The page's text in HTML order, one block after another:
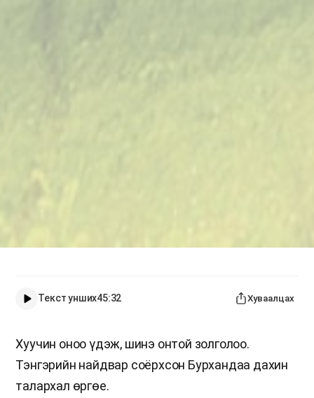
Текст унших45:32 Хуваалцах
Хуучин оноо үдэж, шинэ онтой золголоо.
Тэнгэрийн найдвар соёрхсон Бурхандаа дахин
талархал өргөе.